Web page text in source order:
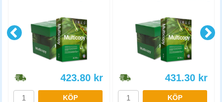
423.80 kr
KÖP
431.30 kr
KÖP